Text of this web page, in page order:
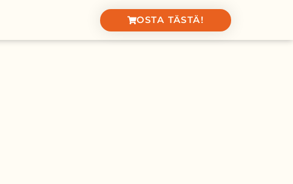
OSTA TÄSTÄ!